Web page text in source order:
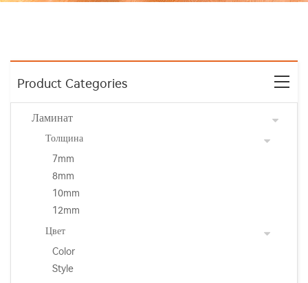
Product Categories
Ламинат
Толщина
7mm
8mm
10mm
12mm
Цвет
Color
Style